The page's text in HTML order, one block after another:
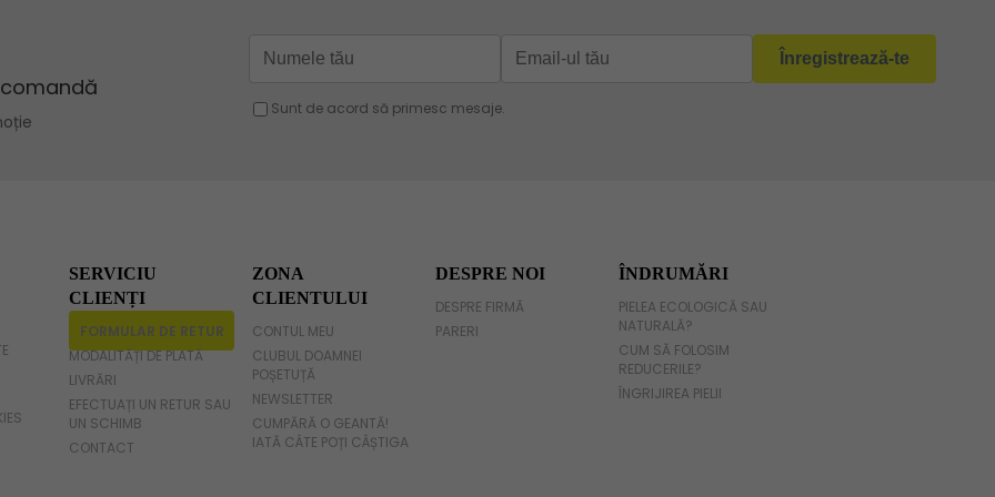
SERVICIU
CLIENȚI
FORMULAR DE RETUR
MODALITĂȚI DE PLATĂ
LIVRĂRI
EFECTUAȚI UN RETUR SAU
UN SCHIMB
CONTACT
ZONA
CLIENTULUI
CONTUL MEU
CLUBUL DOAMNEI
POȘETUȚĂ
NEWSLETTER
CUMPĂRĂ O GEANTĂ!
IATĂ CÂTE POȚI CÂȘTIGA
DESPRE NOI
DESPRE FIRMĂ
PARERI
ÎNDRUMĂRI
PIELEA ECOLOGICĂ SAU
NATURALĂ?
CUM SĂ FOLOSIM
REDUCERILE?
ÎNGRIJIREA PIELII